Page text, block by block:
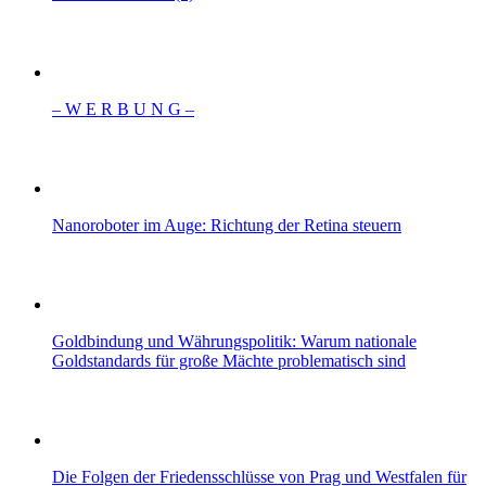
– W Ε R Β U Ν G –
Nanoroboter im Auge: Richtung der Retina steuern
Goldbindung und Währungspolitik: Warum nationale
Goldstandards für große Mächte problematisch sind
Die Folgen der Friedensschlüsse von Prag und Westfalen für